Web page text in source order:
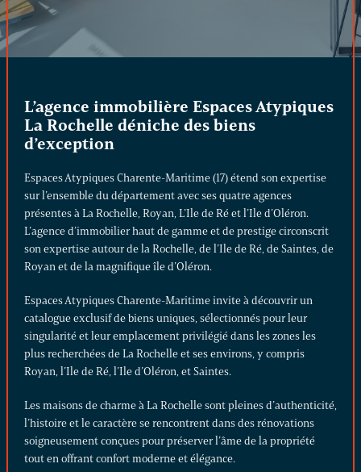
L’agence immobilière Espaces Atypiques
La Rochelle déniche des biens
d’exception
Espaces Atypiques Charente-Maritime (17) étend son expertise
sur l’ensemble du département avec ses quatre agences
présentes à La Rochelle, Royan, L’Ile de Ré et l’Ile d’Oléron.
L’agence d’immobilier haut de gamme et de prestige circonscrit
son expertise autour de la Rochelle, de l’Ile de Ré, de Saintes, de
Royan et de la magnifique île d’Oléron.
Espaces Atypiques Charente-Maritime invite à découvrir un
catalogue exclusif de biens uniques, sélectionnés pour leur
singularité et leur emplacement privilégié dans les zones les
plus recherchées de La Rochelle et ses environs, y compris
Royan, l’Ile de Ré, l’Ile d’Oléron, et Saintes.
Les maisons de charme à La Rochelle sont pleines d’authenticité,
l’histoire et le caractère se rencontrent dans des rénovations
soigneusement conçues pour préserver l’âme de la propriété
tout en offrant confort moderne et élégance.